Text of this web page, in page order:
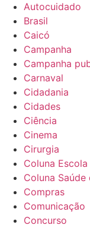
Autocuidado
Brasil
Caicó
Campanha
Campanha
Carnaval
Cidadania
Cidades
Ciência
Cinema
Cirurgia
Coluna Escola
Coluna
Compras
Comunicação
Concurso